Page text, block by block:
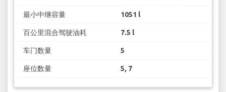
最小中继容量 1051 l
百公里混合驾驶油耗 7.5 l
车门数量 5
座位数量 5, 7